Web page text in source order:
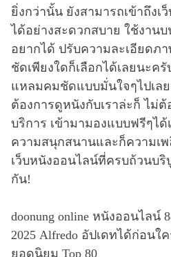
ยิ่งกว่านั้น ยังสามารถเข้าถึงเ
ได้อย่างสะดวกสบาย ใช้งาน
อยากได้ ปรับความละเอียดภ
ชัดเพียงใดก็เลือกได้เลยนะค
แหลมคมชัดแบบมั่นใจๆไปเล
ต้องการดูหนังกับเราล่ะก็ ไม่
บริการ เข้ามามองแบบฟรีๆไ
ความสนุกสนานและก็ความเ
เว็บหนังออนไลน์ที่ครบถ้วนบ
กัน!
doonung online หนังออนไลน์
2025 Alfredo อัปเดทได้ก่อน
ยอดนิยม Top 80